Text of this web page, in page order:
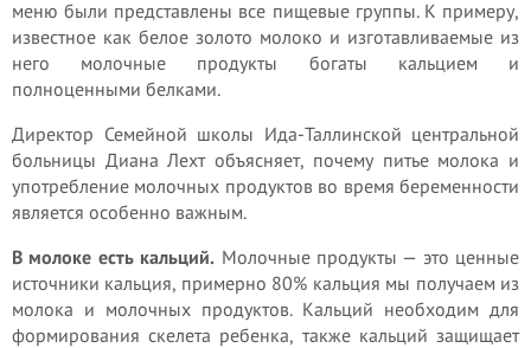
меню были представлены все пищевые группы. К примеру,
известное как белое золото молоко и изготавливаемые из
него молочные продукты богаты кальцием и
полноценными белками.
Директор Семейной школы Ида-Таллинской центральной
больницы Диана Лехт объясняет, почему питье молока и
употребление молочных продуктов во время беременности
является особенно важным.
В молоке есть кальций. Молочные продукты — это ценные
источники кальция, примерно 80% кальция мы получаем из
молока и молочных продуктов. Кальций необходим для
формирования скелета ребенка, также кальций защищает